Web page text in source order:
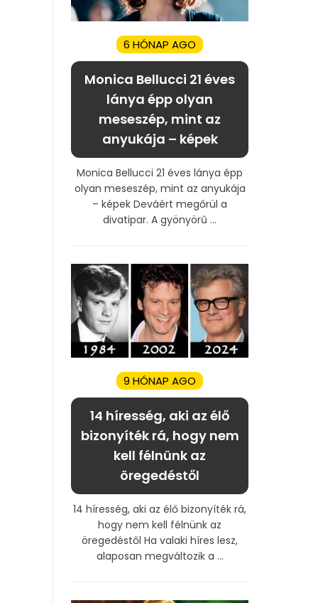
6 HÓNAP AGO
Monica Bellucci 21 éves
lánya épp olyan
meseszép, mint az
anyukája – képek
Monica Bellucci 21 éves lánya épp
olyan meseszép, mint az anyukája
– képek Deváért megőrül a
divatipar. A gyönyörű ...
9 HÓNAP AGO
14 híresség, aki az élő
bizonyíték rá, hogy nem
kell félnünk az
öregedéstől
14 híresség, aki az élő bizonyíték rá,
hogy nem kell félnünk az
öregedéstől Ha valaki híres lesz,
alaposan megváltozik a ...